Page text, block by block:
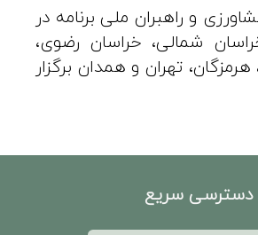
و راهبران ملی برنامه در
شمالی، خراسان رضوی،
تهران و همدان برگزار
دسترسی سریع